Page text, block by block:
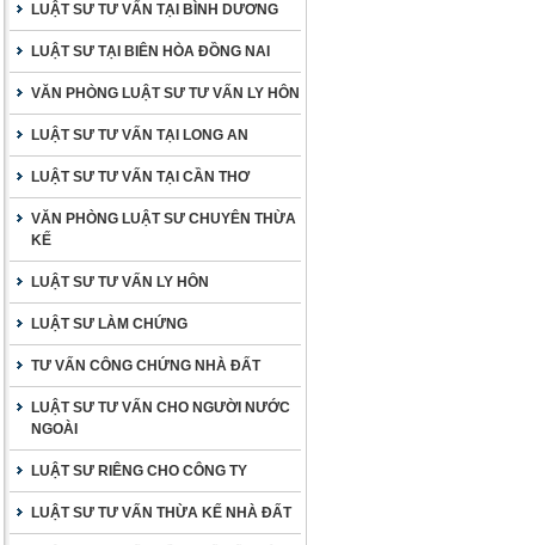
LUẬT SƯ TƯ VẤN TẠI BÌNH DƯƠNG
LUẬT SƯ TẠI BIÊN HÒA ĐỒNG NAI
VĂN PHÒNG LUẬT SƯ TƯ VẤN LY HÔN
LUẬT SƯ TƯ VẤN TẠI LONG AN
LUẬT SƯ TƯ VẤN TẠI CẦN THƠ
VĂN PHÒNG LUẬT SƯ CHUYÊN THỪA
KẾ
LUẬT SƯ TƯ VẤN LY HÔN
LUẬT SƯ LÀM CHỨNG
TƯ VẤN CÔNG CHỨNG NHÀ ĐẤT
LUẬT SƯ TƯ VẤN CHO NGƯỜI NƯỚC
NGOÀI
LUẬT SƯ RIÊNG CHO CÔNG TY
LUẬT SƯ TƯ VẤN THỪA KẾ NHÀ ĐẤT